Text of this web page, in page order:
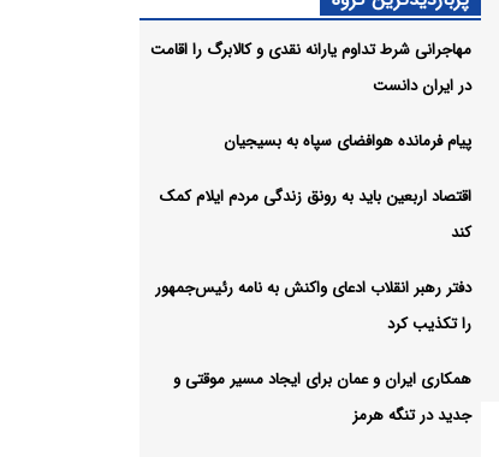
مهاجرانی شرط تداوم یارانه نقدی و کالابرگ را اقامت
در ایران دانست
پیام فرمانده هوافضای سپاه به بسیجیان
اقتصاد اربعین باید به رونق زندگی مردم ایلام کمک
کند
دفتر رهبر انقلاب ادعای واکنش به نامه رئیس‌جمهور
را تکذیب کرد
همکاری ایران و عمان برای ایجاد مسیر موقتی و
جدید در تنگه هرمز